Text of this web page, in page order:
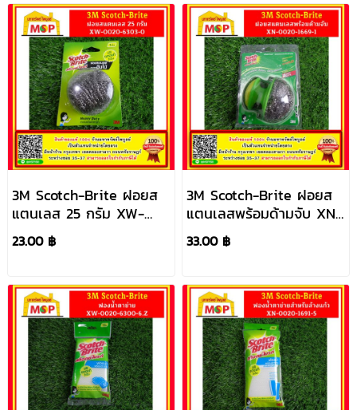
3M Scotch-Brite ฝอยส
แตนเลส 25 กรัม XW-
0020-6303-0
23.00 ฿
3M Scotch-Brite ฝอยส
แตนเลสพร้อมด้ามจับ XN-
0020-1669-1
33.00 ฿